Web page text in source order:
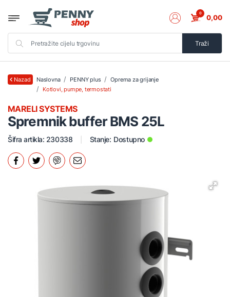
Traži
0 0,00
Nazad Naslovna PENNY plus
Oprema za grijanje
Kotlovi, pumpe, termostati
Spremnik buffer BMS 25L
MARELI SYSTEMS
Šifra artikla: 230338 Stanje: Dostupno